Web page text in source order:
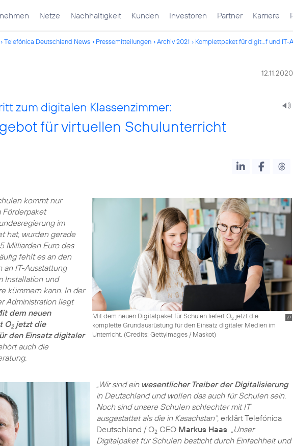
Netze Nachhaltigkeit Kunden Investoren Partner Karriere
Telefónica Deutschland News Pressemitteilungen Archiv 2021 Komplettpaket für digit...f und IT-
12.11.2020
zum digitalen Klassenzimmer:
für virtuellen Schulunterricht
Mit dem neuen Digitalpaket für Schulen liefert O2jetzt die
komplette Grundausrüstung für den Einsatz digitaler Medien im
Unterricht. (Credits: Gettyimages / Maskot)
kommt nur
Förderpaket
im
hat, wurden gerade
Milliarden Euro des
fehlt es an den
an IT-Ausstattung
Installation und
kümmern kann. In der
Administration liegt
dem neuen
O2jetzt die
den Einsatz digitaler
auch die
„Wir sind ein wesentlicher Treiber der Digitalisierung
in Deutschland und wollen das auch für Schulen sein.
Noch sind unsere Schulen schlechter mit IT
ausgestattet als die in Kasachstan“,erklärt Telefónica
Deutschland / O2CEO Markus Haas. „Unser
Digitalpaket für Schulen besticht durch Einfachheit und